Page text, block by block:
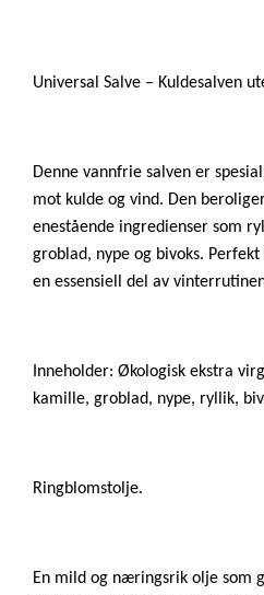
Universal Salve – Kuldesalven
Denne vannfrie salven er
mot kulde og vind. Den
enestående ingredienser som
groblad, nype og bivoks.
en essensiell del av
Inneholder: Økologisk ekstra
kamille, groblad, nype, ryllik,
Ringblomstolje.
En mild og næringsrik olje som